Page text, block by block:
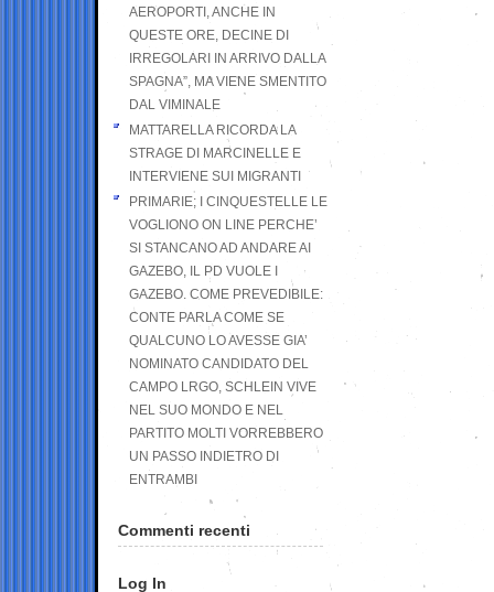
AEROPORTI, ANCHE IN
QUESTE ORE, DECINE DI
IRREGOLARI IN ARRIVO DALLA
SPAGNA”, MA VIENE SMENTITO
DAL VIMINALE
MATTARELLA RICORDA LA
STRAGE DI MARCINELLE E
INTERVIENE SUI MIGRANTI
PRIMARIE; I CINQUESTELLE LE
VOGLIONO ON LINE PERCHE’
SI STANCANO AD ANDARE AI
GAZEBO, IL PD VUOLE I
GAZEBO. COME PREVEDIBILE:
CONTE PARLA COME SE
QUALCUNO LO AVESSE GIA’
NOMINATO CANDIDATO DEL
CAMPO LRGO, SCHLEIN VIVE
NEL SUO MONDO E NEL
PARTITO MOLTI VORREBBERO
UN PASSO INDIETRO DI
ENTRAMBI
Commenti recenti
Log In